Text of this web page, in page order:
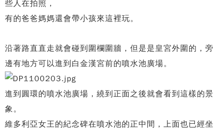
些人在拍照，
有的爸爸媽媽還會帶小孩來這裡玩。
沿著路直直走就會碰到圍欄圍牆，但是是皇宮外圍的，旁
邊有地方可以進到白金漢宮前的噴水池廣場。
進到圓環的噴水池廣場，繞到正面之後就會看到這樣的景
象。
維多利亞女王的紀念碑在噴水池的正中間，上面也已經坐